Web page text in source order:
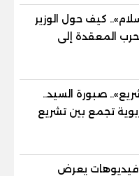
كيف حول الوزير
المعقدة إلى
والإعمار؟
صبورة السيد..
تجمع بين تشريع
لبناء الإنسان
يعرض